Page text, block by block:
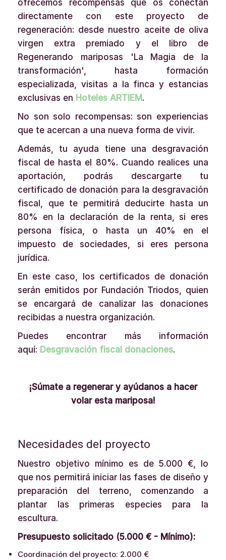
ofrecemos recompensas que os conectan
directamente con este proyecto de
regeneración: desde nuestro aceite de oliva
virgen extra premiado y el libro de
Regenerando mariposas 'La Magia de la
transformación', hasta formación
especializada, visitas a la finca y estancias
exclusivas en Hoteles ARTIEM .
No son solo recompensas: son experiencias
que te acercan a una nueva forma de vivir.
Además, tu ayuda tiene una desgravación
fiscal de hasta el 80%. Cuando realices una
aportación, podrás descargarte tu
certificado de donación para la desgravación
fiscal, que te permitirá deducirte hasta un
80% en la declaración de la renta, si eres
persona física, o hasta un 40% en el
impuesto de sociedades, si eres persona
jurídica.
En este caso, los certificados de donación
serán emitidos por Fundación Triodos, quien
se encargará de canalizar las donaciones
recibidas a nuestra organización.
Puedes encontrar más información
aquí: Desgravación fiscal donaciones.
¡Súmate a regenerar y ayúdanos a hacer
volar esta mariposa!
Necesidades del proyecto
Nuestro objetivo mínimo es de 5.000 €, lo
que nos permitirá iniciar las fases de diseño y
preparación del terreno, comenzando a
plantar las primeras especies para la
escultura.
Presupuesto solicitado (5.000 € - Mínimo):
Coordinación del proyecto: 2.000 €